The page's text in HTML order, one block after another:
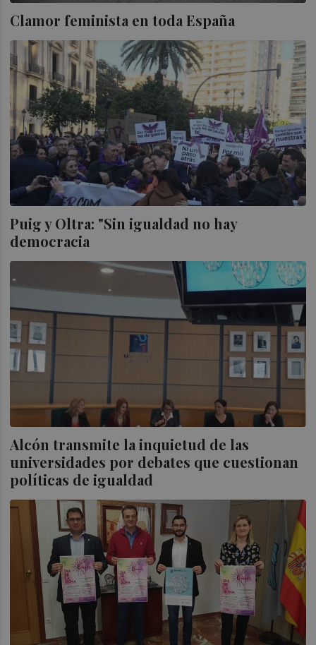
Clamor feminista en toda España
Puig y Oltra: "Sin igualdad no hay
democracia
Alcón transmite la inquietud de las
universidades por debates que cuestionan
políticas de igualdad